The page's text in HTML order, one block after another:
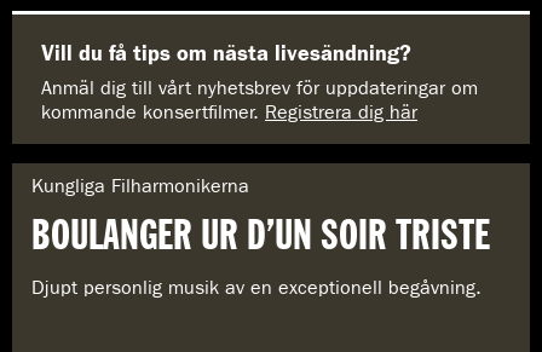
Vill du få tips om nästa livesändning?
Anmäl dig till vårt nyhetsbrev för uppdateringar om
kommande konsertfilmer. Registrera dig här
G
n
r
e
Kungliga Filharmonikerna
BOULANGER UR D’UN SOIR TRISTE
Djupt personlig musik av en exceptionell begåvning.